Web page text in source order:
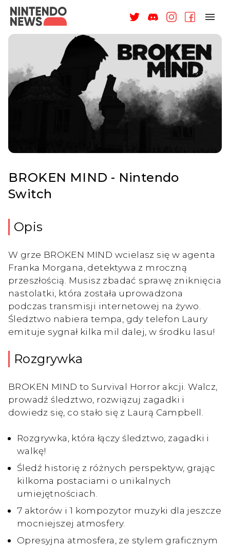
NEWSY
RECENZJE
ZALOGUJ
BROKEN MIND - Nintendo
Switch
Opis
W grze BROKEN MIND wcielasz się w agenta
Franka Morgana, detektywa z mroczną
przeszłością. Musisz zbadać sprawę zniknięcia
nastolatki, która została uprowadzona
podczas transmisji internetowej na żywo.
Śledztwo nabiera tempa, gdy telefon Laury
emituje sygnał kilka mil dalej, w środku lasu!
Rozgrywka
BROKEN MIND to Survival Horror akcji. Walcz,
prowadź śledztwo, rozwiązuj zagadki i
dowiedz się, co stało się z Laurą Campbell.
Rozgrywka, która łączy śledztwo, zagadki i
walkę!
Śledź historię z różnych perspektyw, grając
kilkoma postaciami o unikalnych
umiejętnościach.
7 aktorów i 1 kompozytor muzyki dla jeszcze
mocniejszej atmosfery.
Opresyjna atmosfera, ze stylem graficznym